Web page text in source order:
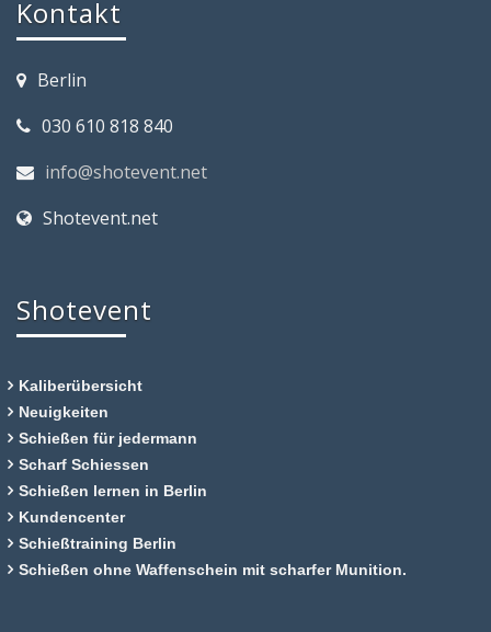
Kontakt
Berlin
030 610 818 840
info@shotevent.net
Shotevent.net
Shotevent
Kaliberübersicht
Neuigkeiten
Schießen für jedermann
Scharf Schiessen
Schießen lernen in Berlin
Kundencenter
Schießtraining Berlin
Schießen ohne Waffenschein mit scharfer Munition.